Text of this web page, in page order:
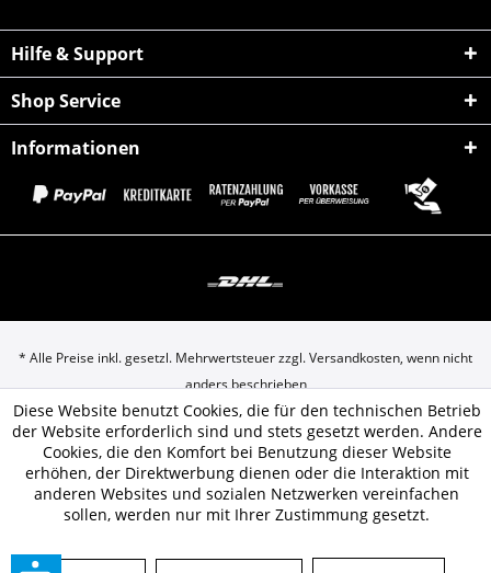
Hilfe & Support
Shop Service
Informationen
* Alle Preise inkl. gesetzl. Mehrwertsteuer zzgl.Versandkosten, wenn nicht
anders beschrieben
** Artikel unterliegt der Differenzbesteuerung gem. § 25a UStG. Daher
keine MwSt. ausweisbar zzgl.Versandkosten
AGB & Kundeninformationen
Cookie-Einstellungen
Datenschutz
Hinweise zur Batterieentsorgung
Impressum
Kontakt
Über Uns Versand Widerrufsrecht
Diese Website benutzt Cookies, die für den technischen Betrieb
der Website erforderlich sind und stets gesetzt werden. Andere
Cookies, die den Komfort bei Benutzung dieser Website
erhöhen, der Direktwerbung dienen oder die Interaktion mit
anderen Websites und sozialen Netzwerken vereinfachen
sollen, werden nur mit Ihrer Zustimmung gesetzt.